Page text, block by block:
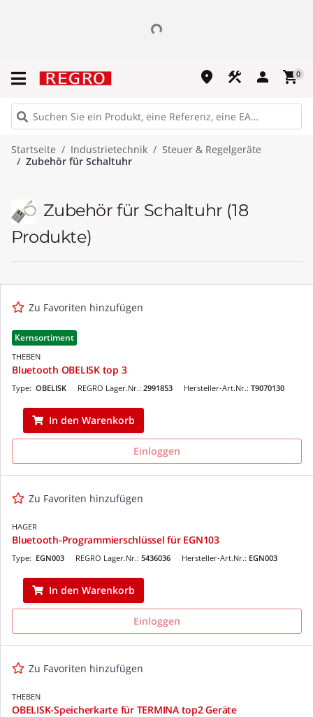
place construction person shopping_cart0
Startseite Industrietechnik
Steuer & Regelgeräte
Zubehör für Schaltuhr
Zubehör für Schaltuhr (18
Produkte)
Zu Favoriten hinzufügen
Kernsortiment
THEBEN
Bluetooth OBELISK top 3
REGRO Lager.Nr.: 2991853
Type: OBELISK Hersteller-Art.Nr.: T9070130
In den Warenkorb
Einloggen
Zu Favoriten hinzufügen
HAGER
Bluetooth-Programmierschlüssel für EGN103
REGRO Lager.Nr.: 5436036
Type: EGN003 Hersteller-Art.Nr.: EGN003
In den Warenkorb
Einloggen
Zu Favoriten hinzufügen
THEBEN
OBELISK-Speicherkarte für TERMINA top2 Geräte